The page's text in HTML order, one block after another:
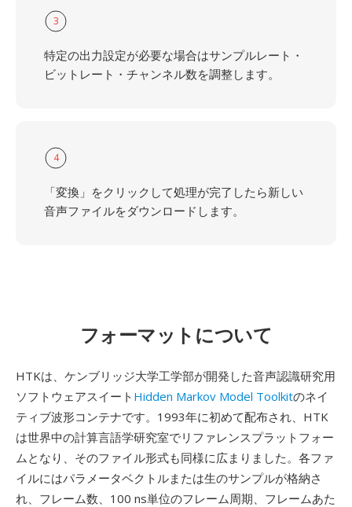
3
特定の出力設定が必要な場合はサンプルレート・
ビットレート・チャンネル数を調整します。
4
「変換」をクリックして処理が完了したら新しい
音声ファイルをダウンロードします。
フォーマットについて
HTKは、ケンブリッジ大学工学部が開発した音声認識研究用
ソフトウェアスイート Hidden Markov Model Toolkitのネイ
ティブ波形コンテナです。1993年に初めて配布され、HTK
は世界中の計算言語学研究室でリファレンスプラットフォー
ムとなり、そのファイル形式も同様に広まりました。各ファ
イルにはパラメータベクトルまたは生のサンプルが格納さ
れ、フレーム数、100 ns単位のフレーム周期、フレームあた